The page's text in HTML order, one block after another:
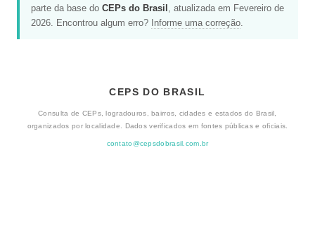
parte da base do CEPs do Brasil , atualizada em Fevereiro de
2026. Encontrou algum erro? Informe uma correção.
CEPS DO BRASIL
Consulta de CEPs, logradouros, bairros, cidades e estados do Brasil,
organizados por localidade. Dados verificados em fontes públicas e oficiais.
contato@cepsdobrasil.com.br